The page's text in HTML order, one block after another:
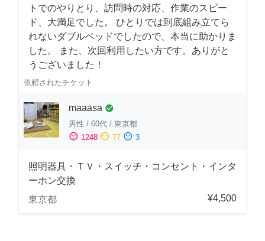
トでのやりとり、訪問時の対応、作業のスピー
ド、大満足でした。 ひとりでは到底組み立てら
れないダブルベッドでしたので、本当に助かりま
した。 また、次回利用したい方です。ありがと
うございました！
依頼されたチケット
maaasa check_circle
男性 / 60代 / 東京都
sentiment_satisfied 1248 sentiment_neutral 77 sentiment_dissatisfied 3
照明器具・ＴＶ・スイッチ・コンセント・インタ
ーホン交換
東京都
¥4,500